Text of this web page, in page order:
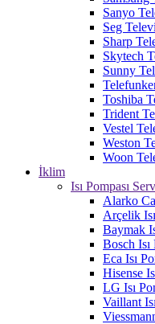
Sanyo
Seg
Sharp
Skytech
Sunny
Toshiba
Trident
Vestel
Weston
Woon
İklim
Isı Pompası
Alarko
Arçelik
Baymak
Bosch Isı
Eca Isı
Hisense
LG Isı
Vaillant